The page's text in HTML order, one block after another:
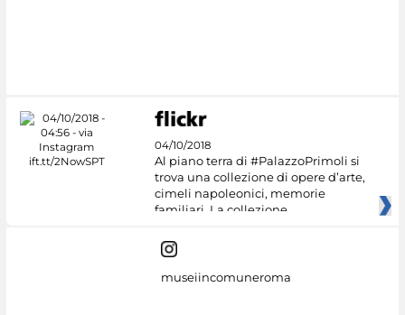
04/10/2018
Al piano terra di #PalazzoPrimoli si
trova una collezione di opere d’arte,
cimeli napoleonici, memorie
familiari. La collezione
museiincomuneroma